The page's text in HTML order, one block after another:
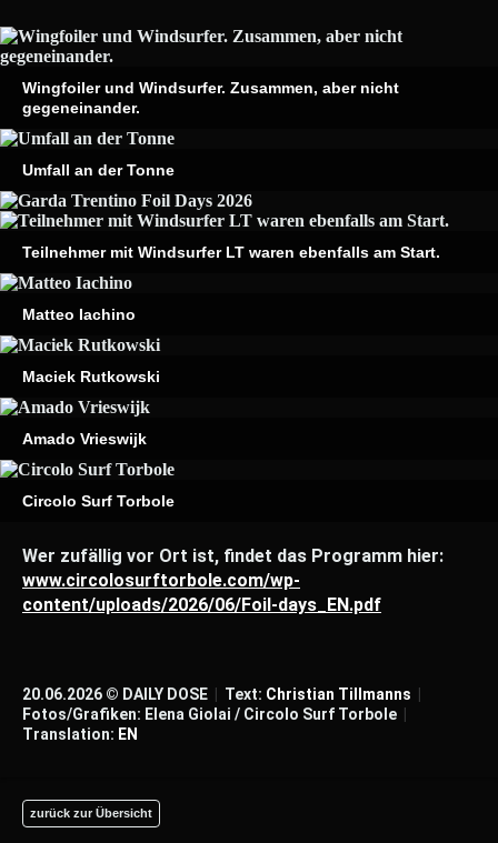
Wingfoiler und Windsurfer. Zusammen, aber nicht
gegeneinander.
Umfall an der Tonne
Teilnehmer mit Windsurfer LT waren ebenfalls am Start.
Matteo Iachino
Maciek Rutkowski
Amado Vrieswijk
Circolo Surf Torbole
Wer zufällig vor Ort ist, findet das Programm hier:
www.circolosurftorbole.com/wp-
content/uploads/2026/06/Foil-days_EN.pdf
20.06.2026 © DAILY DOSE Text: Christian Tillmanns
Fotos/Grafiken: Elena Giolai / Circolo Surf Torbole
Translation: EN
zurück zur Übersicht